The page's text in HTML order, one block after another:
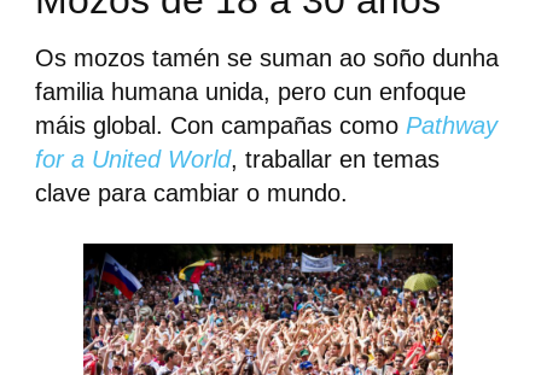
Os mozos tamén se suman ao soño dunha
familia humana unida, pero cun enfoque
máis global. Con campañas como Pathway
for a United World, traballar en temas
clave para cambiar o mundo.